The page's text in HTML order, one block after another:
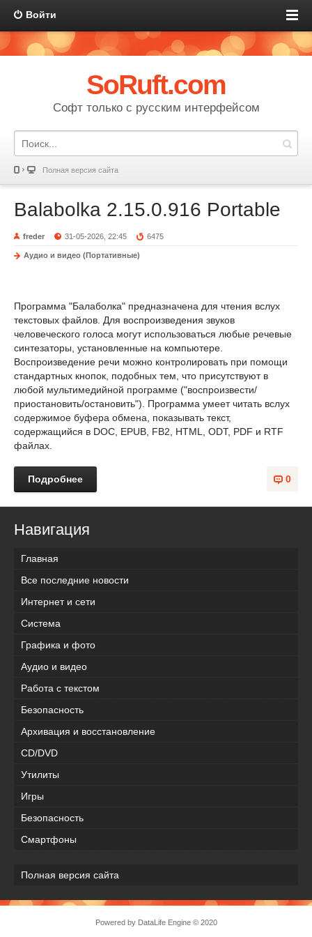
Войти
SoRuft.com
Софт только с русским интерфейсом
Полная версия сайта
Balabolka 2.15.0.916 Portable
freder 31-05-2026, 22:45 6475
Аудио и видео (Портативные)
Программа "Балаболка" предназначена для чтения вслух
текстовых файлов. Для воспроизведения звуков
человеческого голоса могут использоваться любые речевые
синтезаторы, установленные на компьютере.
Воспроизведение речи можно контролировать при помощи
стандартных кнопок, подобных тем, что присутствуют в
любой мультимедийной программе ("воспроизвести/
приостановить/остановить"). Программа умеет читать вслух
содержимое буфера обмена, показывать текст,
содержащийся в DOC, EPUB, FB2, HTML, ODT, PDF и RTF
файлах.
0
Подробнее
Навигация
Главная
Все последние новости
Интернет и сети
Система
Графика и фото
Аудио и видео
Работа с текстом
Безопасность
Архивация и восстановление
CD/DVD
Утилиты
Игры
Безопасность
Смартфоны
Полная версия сайта
Powered by DataLife Engine © 2020